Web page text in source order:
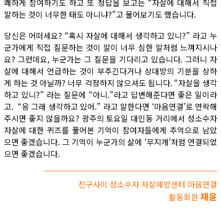
말하는 것이 너무한 태도 아니냐?”고 물어보기도 했습니다.
당신은 어떠세요? “혹시 자살에 대해서 생각하고 있니?” 라고 누
군가에게 직접 질문하는 것이 말이 너무 심한 말처럼 느껴지시나
요? 그런데요, 누군가는 그 질문을 기다리고 있습니다. 그러니 자
살에 대해서 언급하는 것이 부추긴다거나 상대방의 기분을 상하
게 하는 것 아닐까? 너무 걱정하지 않으셔도 됩니다. “자살을 생각
하고 있니?” 라는 질문에 “아니.”라고 답변해준다면 좋은 일이라
고. “응 그래 생각하고 있어.” 라고 말한다면 ‘마음연결’로 연락해
주시면 좋지 않을까요? 광주의 토요일 대인동 거리에서 성소수자
자살에 대한 퀴즈를 풀어본 기억이 참여자들에게 추억으로 남았
으면 좋겠습니다. 그 기억이 누군가의 삶에 ‘무지개’처럼 연결되었
으면 좋겠습니다.
친구사이 성소수자 자살예방센터 마음연결
활동회원 재윤